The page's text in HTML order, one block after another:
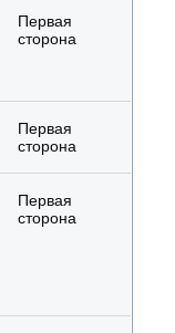
Первая
сторона
Первая
сторона
Первая
сторона